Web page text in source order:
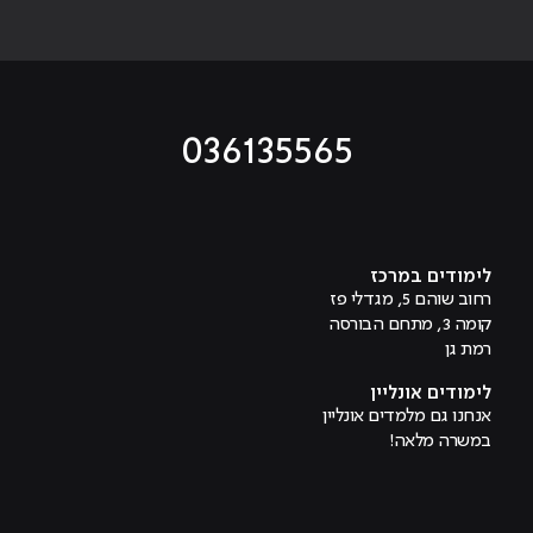
036135565
לימודים במרכז
רחוב שוהם 5, מגדלי פז
קומה 3, מתחם הבורסה
רמת גן
לימודים אונליין
אנחנו גם מלמדים אונליין
במשרה מלאה!